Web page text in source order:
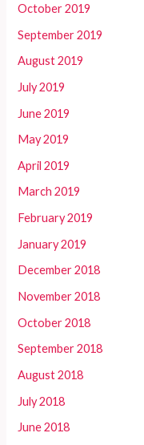
October 2019
September 2019
August 2019
July 2019
June 2019
May 2019
April 2019
March 2019
February 2019
January 2019
December 2018
November 2018
October 2018
September 2018
August 2018
July 2018
June 2018